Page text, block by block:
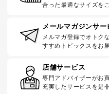
合った最適なサイズを
メールマガジンサー
メルマガ登録でオトク
すすめトピックスをお
店舗サービス
専門アドバイザーがお
充実したサービスを是